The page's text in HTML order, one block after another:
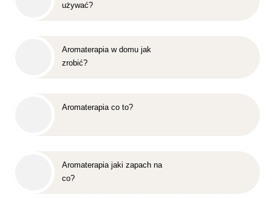
używać?
Aromaterapia w domu jak
zrobić?
Aromaterapia co to?
Aromaterapia jaki zapach na
co?